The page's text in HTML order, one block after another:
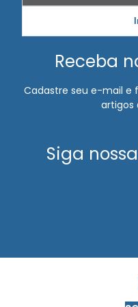
Exame ocupacional clt
Exame ocupacional para
Exame ocupacional
Exame ocupacional para
Exame retorno ao trabalho
Exame toxicológico
Exames pcmso para
Receba
Cadastre seu e-mail e
artigos
Siga